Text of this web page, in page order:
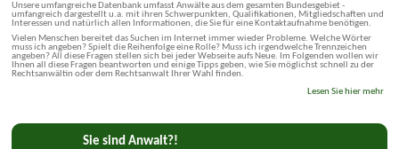
Unsere umfangreiche Datenbank umfasst Anwälte aus dem gesamten Bundesgebiet -
umfangreich dargestellt u.a. mit ihren Schwerpunkten, Qualifikationen, Mitgliedschaften und
Interessen und natürlich allen Informationen, die Sie für eine Kontaktaufnahme benötigen.
Vielen Menschen bereitet das Suchen im Internet immer wieder Probleme. Welche Wörter
muss ich angeben? Spielt die Reihenfolge eine Rolle? Muss ich irgendwelche Trennzeichen
angeben? All diese Fragen stellen sich bei jeder Webseite aufs Neue. Im Folgenden wollen wir
Ihnen all diese Fragen beantworten und einige Tipps geben, wie Sie möglichst schnell zu der
Rechtsanwältin oder dem Rechtsanwalt Ihrer Wahl finden.
Lesen Sie hier mehr
Sie sind Anwalt?!